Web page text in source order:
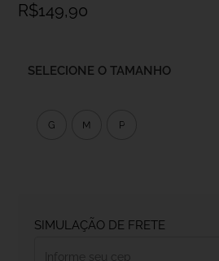
R$149,90
SELECIONE O TAMANHO
G M P
SIMULAÇÃO DE FRETE